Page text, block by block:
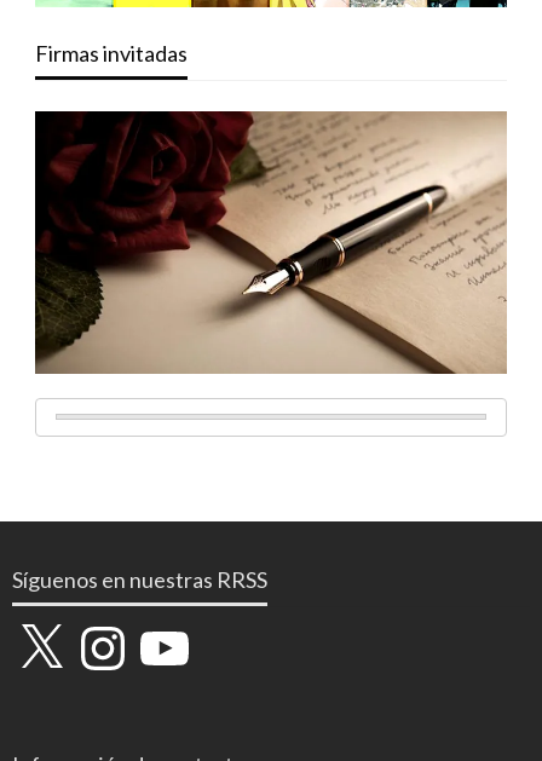
Firmas invitadas
Síguenos en nuestras RRSS
X InstagramYouTube